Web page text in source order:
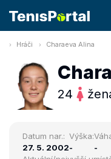
Hráči Charaeva Alina
24
Datum nar.:
27. 5. 2002
Výška:
-
-